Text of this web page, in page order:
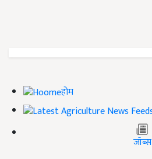
होम
जॉब्स